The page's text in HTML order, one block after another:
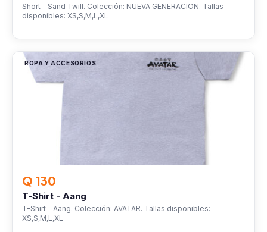
Short - Sand Twill. Colección: NUEVA GENERACION. Tallas
disponibles: XS,S,M,L,XL
ROPA Y ACCESORIOS
Q 130
T-Shirt - Aang
T-Shirt - Aang. Colección: AVATAR. Tallas disponibles:
XS,S,M,L,XL